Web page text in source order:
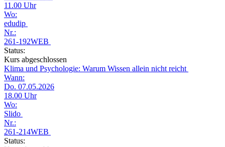
11.00 Uhr
Wo:
edudip
Nr.:
261-192WEB
Status:
Kurs abgeschlossen
Klima und Psychologie: Warum Wissen allein nicht reicht
Wann:
Do. 07.05.2026
18.00 Uhr
Wo:
Slido
Nr.:
261-214WEB
Status: